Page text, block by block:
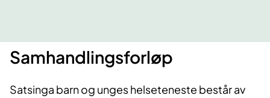
Samhandlingsforløp
Satsinga barn og unges helseteneste består av